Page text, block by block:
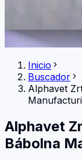
Inicio
Buscador
Alphavet
Alphavet
Bábolna